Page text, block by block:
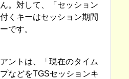
。対して、「セッション
くキーはセッション期間
です。
ントは、「現在のタイム
などをTGSセッションキ